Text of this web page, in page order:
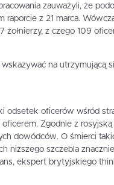
zauważyli, że
raporcie z 21 marca.
żołnierzy, z czego 109
wskazywać na
odsetek oficerów wśród
oficerem. Zgodnie z
dowódców. O śmierci
niższego szczebla
ekspert brytyjskiego